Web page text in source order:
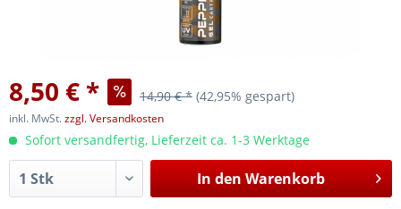
8,50 € * 14,90 € * (42,95% gespart)
inkl. MwSt.zzgl. Versandkosten
Sofort versandfertig, Lieferzeit ca. 1-3 Werktage
In den Warenkorb